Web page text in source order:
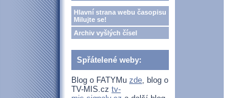
Hlavní strana webu časopisu
Milujte se!
Archiv vyšlých čísel
Spřátelené weby:
Blog o FATYMu zde, blog o
TV-MIS.cz tv-